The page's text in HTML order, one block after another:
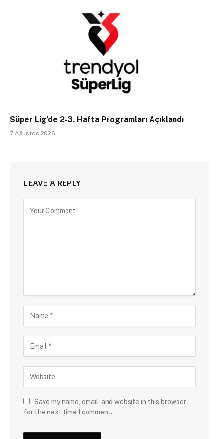
Süper Lig’de 2-3. Hafta Programları Açıklandı
7 Ağustos 2026
LEAVE A REPLY
Save my name, email, and website in this browser
for the next time I comment.